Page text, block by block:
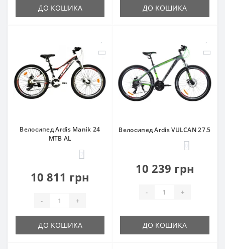
ДО КОШИКА ДО КОШИКА
Велосипед Ardis Manik 24
MTB AL
10 811 грн
- +
ДО КОШИКА
Велосипед Ardis VULCAN 27.5
10 239 грн
- +
ДО КОШИКА